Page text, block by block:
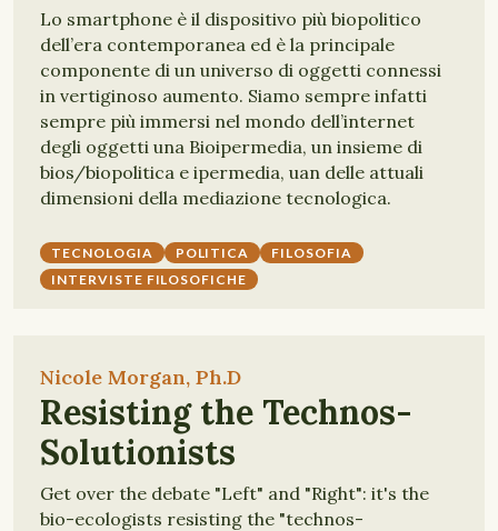
Lo smartphone è il dispositivo più biopolitico
dell’era contemporanea ed è la principale
componente di un universo di oggetti connessi
in vertiginoso aumento. Siamo sempre infatti
sempre più immersi nel mondo dell’internet
degli oggetti una Bioipermedia, un insieme di
bios/biopolitica e ipermedia, uan delle attuali
dimensioni della mediazione tecnologica.
TECNOLOGIA POLITICA
FILOSOFIA
INTERVISTE FILOSOFICHE
Nicole Morgan, Ph.D
Resisting the Technos-
Solutionists
Get over the debate "Left" and "Right": it's the
bio-ecologists resisting the "technos-